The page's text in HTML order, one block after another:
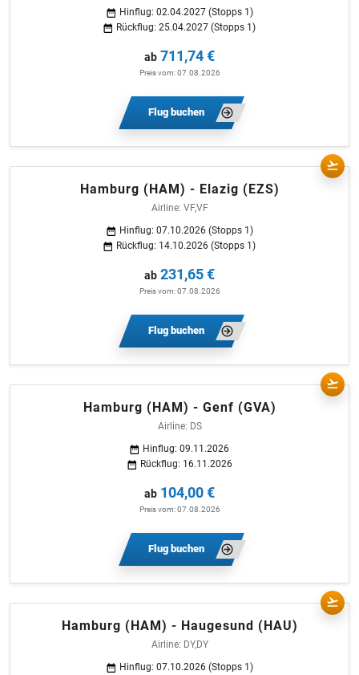
Hinflug: 02.04.2027 (Stopps 1)
Rückflug: 25.04.2027 (Stopps 1)
ab 711,74 €
Preis vom: 07.08.2026
Flug buchen
Hamburg (HAM) - Elazig (EZS)
Airline: VF,VF
Hinflug: 07.10.2026 (Stopps 1)
Rückflug: 14.10.2026 (Stopps 1)
ab 231,65 €
Preis vom: 07.08.2026
Flug buchen
Hamburg (HAM) - Genf (GVA)
Airline: DS
Hinflug: 09.11.2026
Rückflug: 16.11.2026
ab 104,00 €
Preis vom: 07.08.2026
Flug buchen
Hamburg (HAM) - Haugesund (HAU)
Airline: DY,DY
Hinflug: 07.10.2026 (Stopps 1)